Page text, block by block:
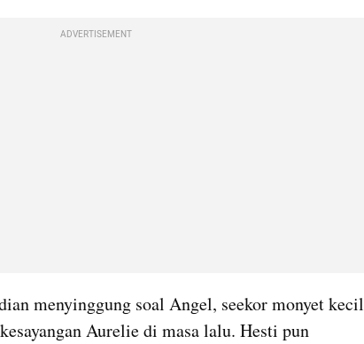
ADVERTISEMENT
menyinggung soal Angel, seekor monyet kecil
Aurelie di masa lalu. Hesti pun